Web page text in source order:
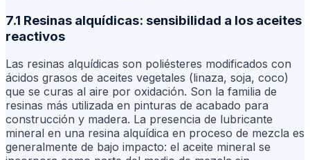
7.1 Resinas alquídicas: sensibilidad a los aceites
reactivos
Las resinas alquídicas son poliésteres modificados con
ácidos grasos de aceites vegetales (linaza, soja, coco)
que se curas al aire por oxidación. Son la familia de
resinas más utilizada en pinturas de acabado para
construcción y madera. La presencia de lubricante
mineral en una resina alquídica en proceso de mezcla es
generalmente de bajo impacto: el aceite mineral se